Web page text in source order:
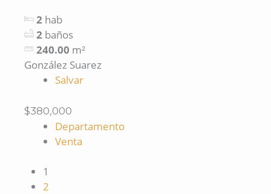
2 hab
2 baños
240.00 m²
González Suarez
Salvar
$380,000
Departamento
Venta
1
2